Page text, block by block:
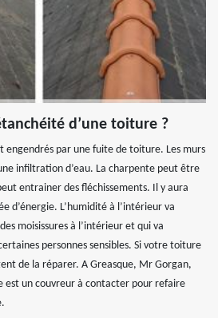
d’une toiture ?
engendrés par une fuite de toiture. Les murs
infiltration d’eau. La charpente peut être
entrainer des fléchissements. Il y aura
d’énergie. L’humidité à l’intérieur va
moisissures à l’intérieur et qui va
personnes sensibles. Si votre toiture
de la réparer. A Greasque, Mr Gorgan,
est un couvreur à contacter pour refaire